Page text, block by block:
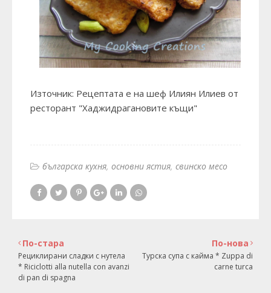
Източник: Рецептата е на шеф Илиян Илиев от
ресторант "Хаджидрагановите къщи"
българска кухня основни ястия свинско месо
По-нова
Турска супа с кайма * Zuppa di
carne turca
По-стара
Рециклирани сладки с нутела
* Riciclotti alla nutella con avanzi
di pan di spagna